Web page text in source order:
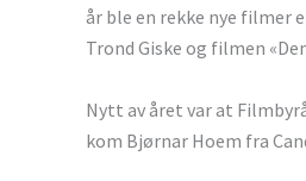
år ble en rekke nye filmer
Trond Giske og filmen
Nytt av året var at
kom Bjørnar Hoem fra